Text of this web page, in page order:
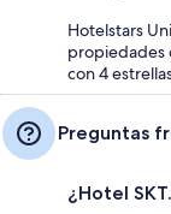
Hotelstars
propiedades
con 4
Preguntas
¿Hotel